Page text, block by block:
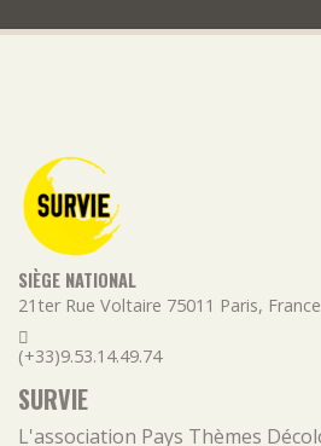
SIÈGE NATIONAL
21ter Rue Voltaire 75011 Paris, France
(+33)9.53.14.49.74
SURVIE
L'association Pays Thèmes